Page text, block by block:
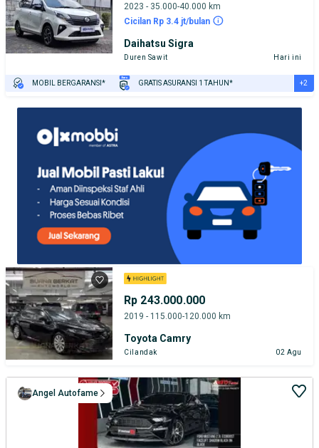
2023 - 35.000-40.000 km
Cicilan Rp 3.4 jt/bulan
Daihatsu Sigra
Duren Sawit Hari ini
MOBIL BERGARANSI* GRATIS ASURANSI 1 TAHUN* +2
Rp 243.000.000
2019 - 115.000-120.000 km
Toyota Camry
Cilandak 02 Agu
Angel Autofame